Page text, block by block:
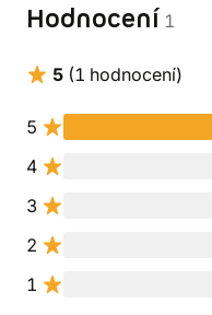
Hodnocení 1
5 (1 hodnocení)
5
4
3
2
1